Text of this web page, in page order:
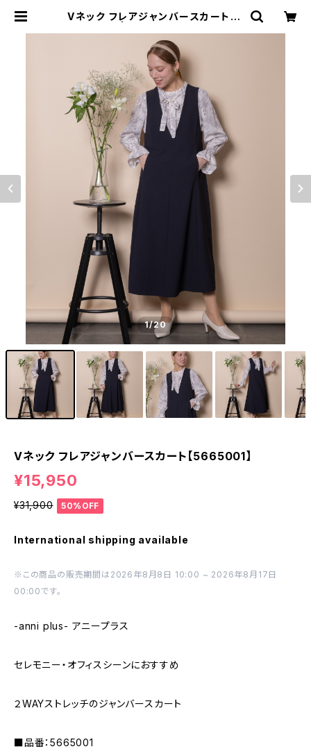
Vネック フレアジャンバースカート【5
shop
1/20
Vネック フレアジャンバースカート【5665001】
¥15,950
¥31,900 50%OFF
International shipping available
※この商品の販売期間は2026年8月8日 10:00 ~ 2026年8月17日
00:00です。
-anni plus- アニープラス
セレモニー・オフィスシーンにおすすめ
２WAYストレッチのジャンバースカート
■品番：5665001